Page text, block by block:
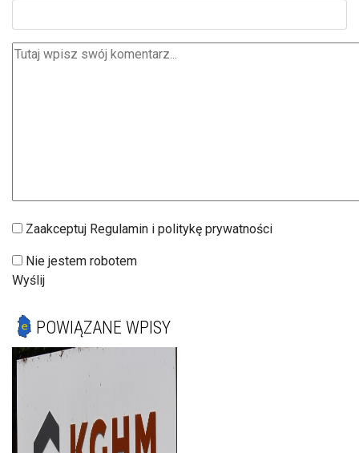
Zaakceptuj Regulamin i politykę prywatności
Nie jestem robotem
Wyślij
POWIĄZANE WPISY